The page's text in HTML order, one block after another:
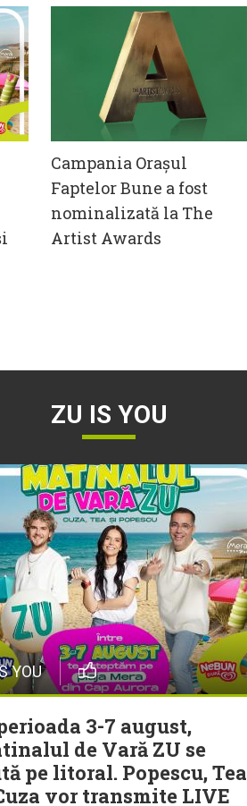
Campania Orașul
Faptelor Bune a fost
nominalizată la The
Artist Awards
ZU IS YOU
YOU
3-7 august,
de Vară ZU se
pe litoral. Popescu, Tea
vor transmite LIVE